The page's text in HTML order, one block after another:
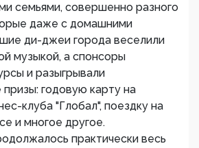
семьями, совершенно разного
даже с домашними
ди-джеи города веселили
музыкой, а спонсоры
и разыгрывали
годовую карту на
клуба "Глобал", поездку на
и многое другое.
практически весь